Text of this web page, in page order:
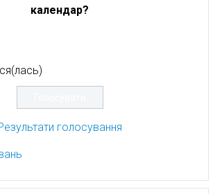
календар?
голосування